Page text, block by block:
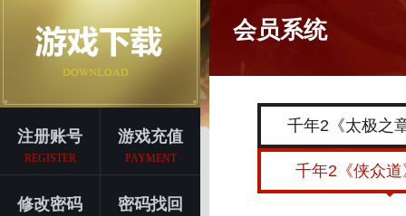
注册账号
REGISTER
游戏充值
PAYMENT
修改密码 密码找回
会员系统
千年2《太极之
千年2《侠众